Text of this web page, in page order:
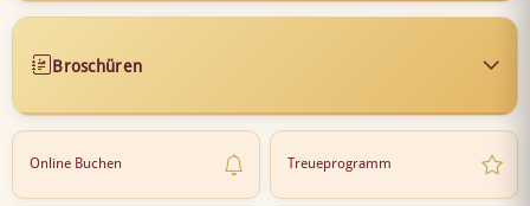
Broschüren
Online Buchen Treueprogramm